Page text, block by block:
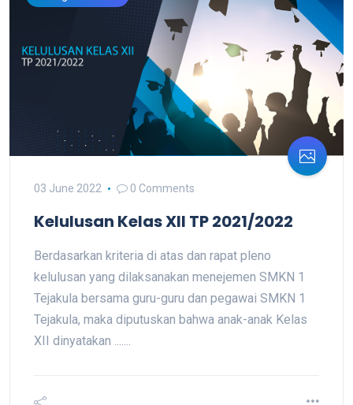
03 June 2022 0 Comments
Kelulusan Kelas XII TP 2021/2022
Berdasarkan kriteria di atas dan rapat pleno
kelulusan yang dilaksanakan menejemen SMKN 1
Tejakula bersama guru-guru dan pegawai SMKN 1
Tejakula, maka diputuskan bahwa anak-anak Kelas
XII dinyatakan .......